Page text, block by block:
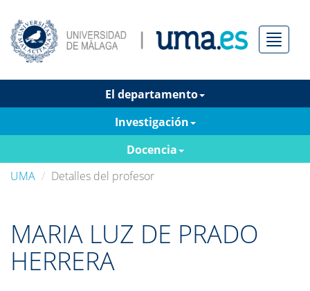
Menú
El departamento
Investigación
Docencia
UMA
Detalles del profesor
MARIA LUZ DE PRADO
HERRERA